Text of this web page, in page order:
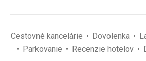
Cestovné kancelárie Dovolenka
Parkovanie
Recenzie hotelov